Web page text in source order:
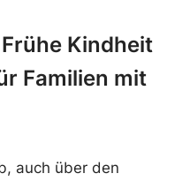
Kindheit
Familien mit
auch über den